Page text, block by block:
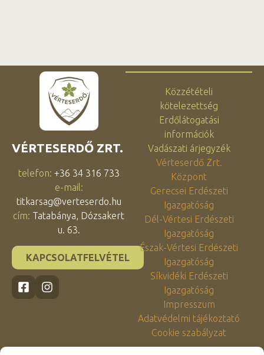
VÉRTESERDŐ ZRT.
telefon: +36 34 316 733
e-mail:
titkarsag@verteserdo.hu
cím: Tatabánya, Dózsakert
u. 63.
KAPCSOLATFELVÉTEL
Közzétételi
kötelezettség
Erdőlátogatási
információk
Vadászati árjegyzék
Vérteserdő Zrt.
Központ
Gerecsei Erdészeti
Igazgatóság
Dél-Vértesi Erdészeti
Igazgatóság
Észak-Vértesi Erdészeti
Igazgatóság
Síkvidéki Erdészeti
Igazgatóság
Impresszum
Adatvédelmi tájékoztató
Cookie szabályzat